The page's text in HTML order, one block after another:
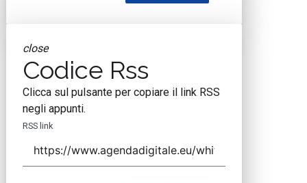
close
Codice Rss
Clicca sul pulsante per copiare il link RSS
negli appunti.
RSS link